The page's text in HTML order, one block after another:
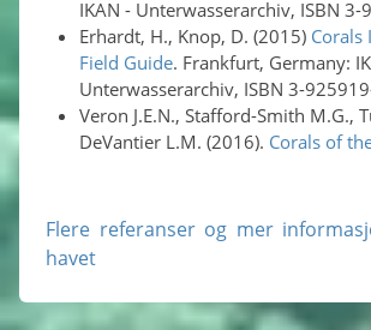
IKAN - Unterwasserarchiv, ISBN 3-
Erhardt, H., Knop, D. (2015) Corals
Field Guide. Frankfurt, Germany:
Unterwasserarchiv, ISBN 3-
Veron J.E.N., Stafford-Smith M.G.,
DeVantier L.M. (2016). Corals of
Flere referanser og mer informasjon om livet i
havet